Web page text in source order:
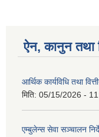
ऐन, कानुन तथा
आर्थिक कार्यविधि तथा
मिति: 05/15/2026 -
एम्बुलेन्स सेवा सञ्चालन